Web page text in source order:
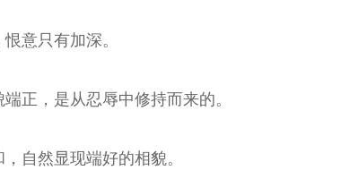
意只有加深。
正，是从忍辱中修持而来的。
自然显现端好的相貌。